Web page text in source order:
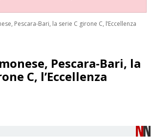
Pescara-Bari, la serie C girone C, l’Eccellenza
Pescara-Bari, la
C, l’Eccellenza